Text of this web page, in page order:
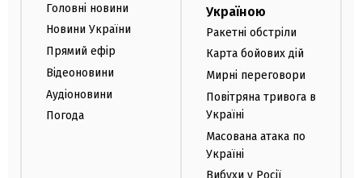
Головні новини
Новини України
Прямий ефір
Відеоновини
Аудіоновини
Погода
Україною
Ракетні обстріли
Карта бойових дій
Мирні переговори
Повітряна тривога в
Україні
Масована атака по
Україні